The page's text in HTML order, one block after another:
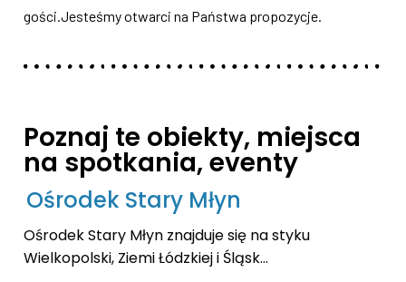
gości.Jesteśmy otwarci na Państwa propozycje.
Poznaj te obiekty, miejsca
na spotkania, eventy
Ośrodek Stary Młyn
Ośrodek Stary Młyn znajduje się na styku
Wielkopolski, Ziemi Łódzkiej i Śląsk...